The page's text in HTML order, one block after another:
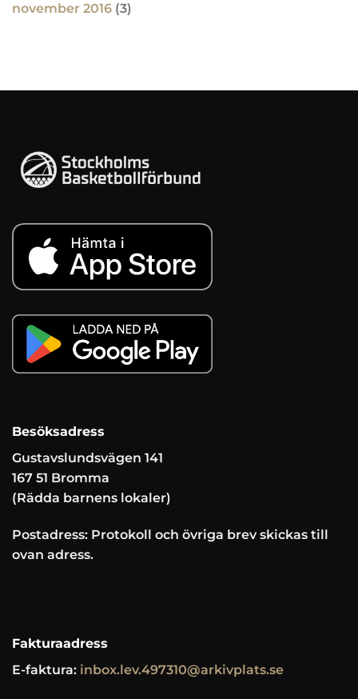
november 2016 (3)
Besöksadress
Gustavslundsvägen 141
167 51 Bromma
(Rädda barnens lokaler)
Postadress: Protokoll och övriga brev skickas till
ovan adress.
Fakturaadress
E-faktura: inbox.lev.497310@arkivplats.se